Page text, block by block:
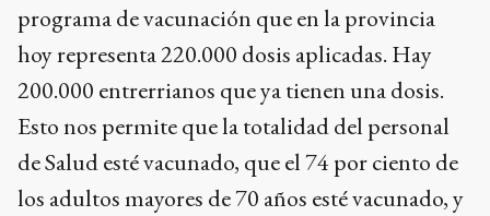
programa de vacunación que en la provincia
hoy representa 220.000 dosis aplicadas. Hay
200.000 entrerrianos que ya tienen una dosis.
Esto nos permite que la totalidad del personal
de Salud esté vacunado, que el 74 por ciento de
los adultos mayores de 70 años esté vacunado, y